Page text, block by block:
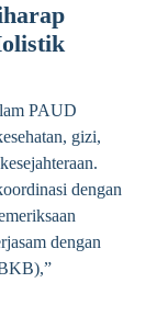
PAUD
gizi,
dengan
dengan